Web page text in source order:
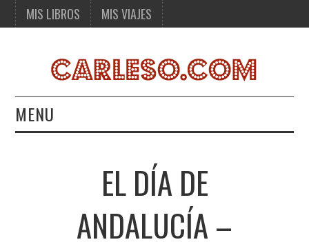
MIS LIBROS MIS VIAJES
MENU
EL DÍA DE
ANDALUCÍA –